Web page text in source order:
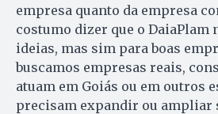
empresa quanto da empresa
costumo dizer que o DaiaPlam
ideias, mas sim para boas
buscamos empresas reais,
atuam em Goiás ou em outros
precisam expandir ou ampliar